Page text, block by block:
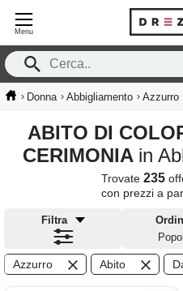
Menu
› Donna › Abbigliamento › Azzurro
ABITO DI COLORE AZZURRO DA
CERIMONIA in
Trovate 235
con prezzi a
Filtra
Azzurro Abito